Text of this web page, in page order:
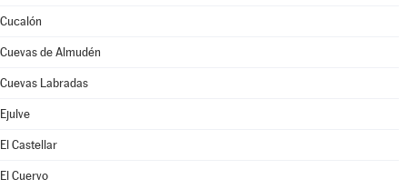
Cucalón
Cuevas de Almudén
Cuevas Labradas
Ejulve
El Castellar
El Cuervo